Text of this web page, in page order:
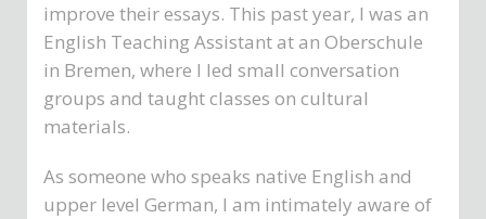
improve their essays. This past year, I was an
English Teaching Assistant at an Oberschule
in Bremen, where I led small conversation
groups and taught classes on cultural
materials.
As someone who speaks native English and
upper level German, I am intimately aware of